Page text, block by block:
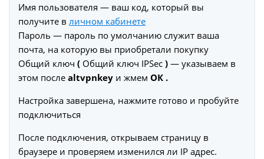
Имя пользователя — ваш код, который вы
получите в личном кабинете
Пароль — пароль по умолчанию служит ваша
почта, на которую вы приобретали покупку
Общий ключ ( Общий ключ IPSec ) — указываем в
этом после altvpnkey и жмем ОК .
Настройка завершена, нажмите готово и пробуйте
подключиться
После подключения, открываем страницу в
браузере и проверяем изменился ли IP адрес.